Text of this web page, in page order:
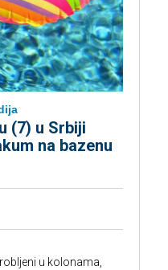
(7) u Srbiji
na bazenu
u kolonama,